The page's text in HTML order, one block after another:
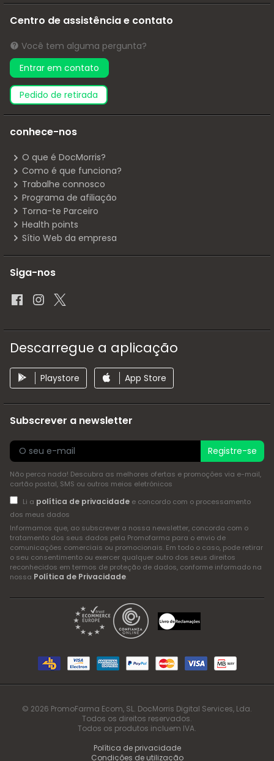
Centro de assistência e contato
Você tem alguma pergunta?
Entrar em contato
pedido de retirada
conhece-nos
O que é DocMorris?
Como é que funciona?
Trabalhe connosco
Programa de afiliação
Torna-te Parceiro
Health points
Sítio Web da empresa
Siga-nos
Descarregue a aplicação
Playstore App Store
Subscrever a newsletter
Registre-se
Não perca nada! Descubra as melhores ofertas e promoções via e-mail,
cartão postal, SMS ou outros meios eletrónicos
Li a política de privacidadee concordo com o processamento
dos meus dados
Informamos que, ao subscrever a nossa newsletter, concorda com o
tratamento dos seus dados pela Promofarma para o envio de
comunicações comerciais ou promocionais. Em todo o caso, pode retirar
o seu consentimento ou exercer qualquer outro dos seus direitos
reconhecidos em termos de proteção de dados, conforme informado na
nossa Política de Privacidade.
© 2026 PromoFarma Ecom, SL. DocMorris Digital Services, Lda.
Todos os direitos reservados.
Todos os produtos incluem IVA.
Política de privacidade
Condições de utilização